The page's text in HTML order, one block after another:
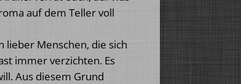
auf dem Teller voll
lieber Menschen, die sich
immer verzichten. Es
Aus diesem Grund